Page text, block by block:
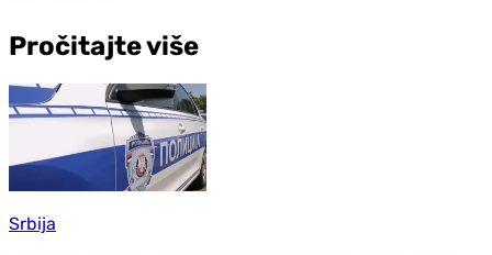
Pročitajte više
Srbija